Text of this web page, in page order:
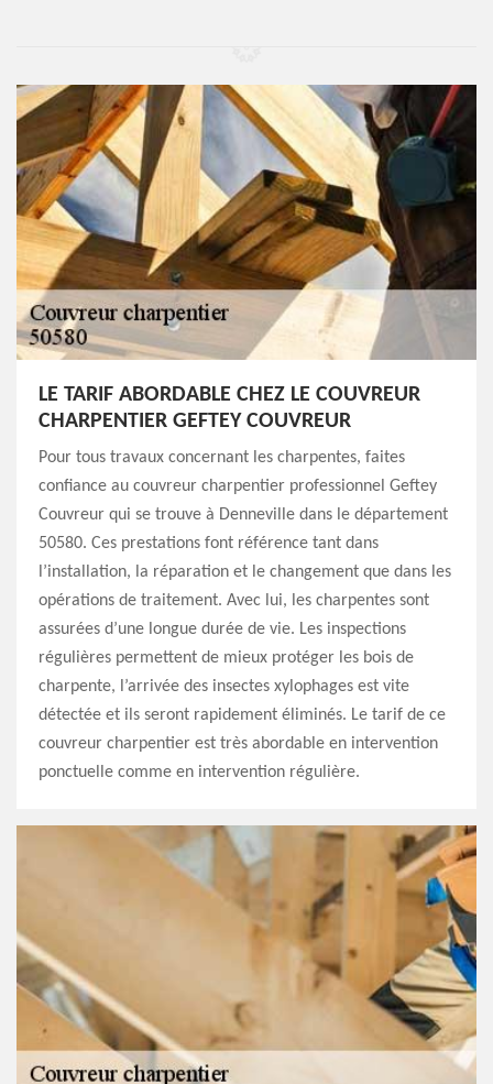
LE TARIF ABORDABLE CHEZ LE COUVREUR
CHARPENTIER GEFTEY COUVREUR
Pour tous travaux concernant les charpentes, faites
confiance au couvreur charpentier professionnel Geftey
Couvreur qui se trouve à Denneville dans le département
50580. Ces prestations font référence tant dans
l’installation, la réparation et le changement que dans les
opérations de traitement. Avec lui, les charpentes sont
assurées d’une longue durée de vie. Les inspections
régulières permettent de mieux protéger les bois de
charpente, l’arrivée des insectes xylophages est vite
détectée et ils seront rapidement éliminés. Le tarif de ce
couvreur charpentier est très abordable en intervention
ponctuelle comme en intervention régulière.